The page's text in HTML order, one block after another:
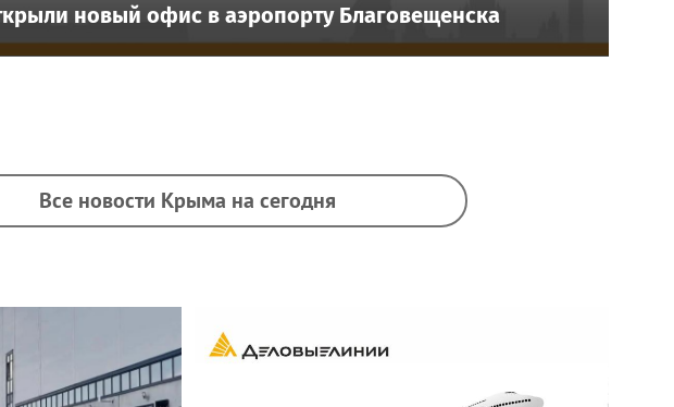
новый офис в аэропорту Благовещенска
Все новости Крыма на сегодня